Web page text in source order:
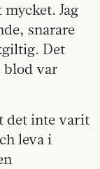
Jag
snarare
Det
blod var
det inte varit
leva i